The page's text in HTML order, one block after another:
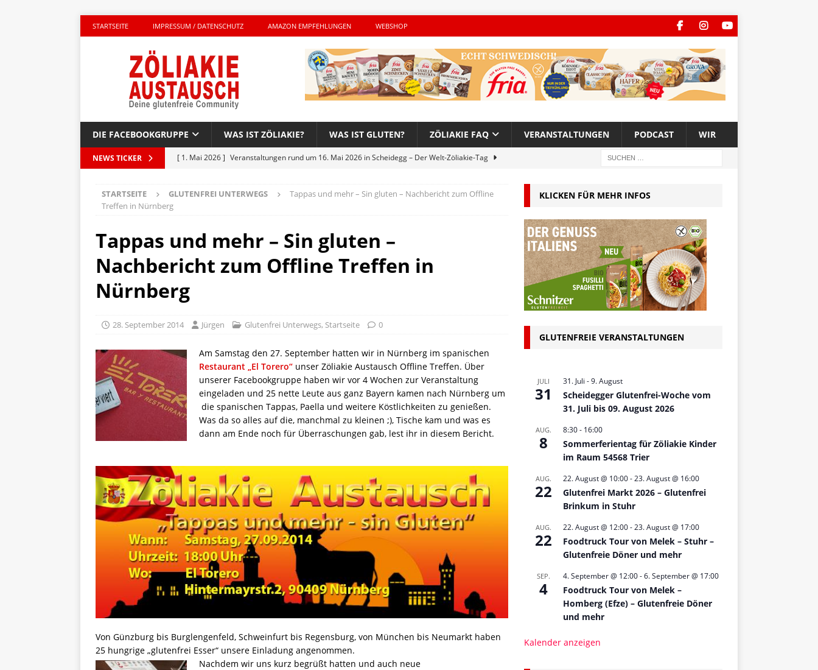
STARTSEITE IMPRESSUM / DATENSCHUTZ AMAZON EMPFEHLUNGEN WEBSHOP
DIE FACEBOOKGRUPPE WAS IST ZÖLIAKIE? WAS IST GLUTEN? ZÖLIAKIE FAQ VERANSTALTUNGEN PODCAST WIR
NEWS TICKER [ 1. Mai 2026 ] Veranstaltungen rund um 16. Mai 2026 in Scheidegg – Der Welt-Zöliakie-Tag
[ 27. April 2026 ] Komplett glutenfreie Woche bei Hans im Glück – Es geht auch 2026 weiter!
[ 23. April 2026 ] Kinderbuch – Der unerwünschte Gast von Hendrikje Balsmeyer
PRODUKTTEST
Ökologie
[ 15. Mai 2026 ]
Katha backt glutenfrei – Das Familienbackbuch für Groß und Klein
STARTSEITE GLUTENFREI UNTERWEGS
Tappas und mehr – Sin gluten – Nachbericht zum Offline
Treffen in Nürnberg
Tappas und mehr – Sin gluten –
Nachbericht zum Offline Treffen in
Nürnberg
28. September 2014 Jürgen Glutenfrei Unterwegs, Startseite 0
Am Samstag den 27. September hatten wir in Nürnberg im spanischen
Restaurant „El Torero“ unser Zöliakie Austausch Offline Treffen. Über
unserer Facebookgruppe haben wir vor 4 Wochen zur Veranstaltung
eingeladen und 25 nette Leute aus ganz Bayern kamen nach Nürnberg um
die spanischen Tappas, Paella und weitere Köstlichkeiten zu genießen.
Was da so alles auf die, manchmal zu kleinen ;), Tische kam und was es
dann am Ende noch für Überraschungen gab, lest ihr in diesem Bericht.
Von Günzburg bis Burglengenfeld, Schweinfurt bis Regensburg, von München bis Neumarkt haben
25 hungrige „glutenfrei Esser“ unsere Einladung angenommen.
Nachdem wir uns kurz begrüßt hatten und auch neue
KLICKEN FÜR MEHR INFOS
GLUTENFREIE VERANSTALTUNGEN
JULI
31
31. Juli -9. August
Scheidegger Glutenfrei-Woche vom
31. Juli bis 09. August 2026
AUG.
8
8:30- 16:00
Sommerferientag für Zöliakie Kinder
im Raum 54568 Trier
AUG.
22
22. August @ 10:00-23. August @ 16:00
Glutenfrei Markt 2026 – Glutenfrei
Brinkum in Stuhr
AUG.
22
22. August @ 12:00-23. August @ 17:00
Foodtruck Tour von Melek – Stuhr –
Glutenfreie Döner und mehr
SEP.
4
4. September @ 12:00-6. September @ 17:00
Foodtruck Tour von Melek –
Homberg (Efze) – Glutenfreie Döner
und mehr
Kalender anzeigen